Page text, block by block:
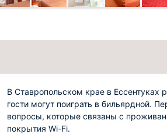
В Ставропольском крае в Ессентуках
гости могут поиграть в бильярдной.
вопросы, которые связаны с
покрытия Wi-Fi.